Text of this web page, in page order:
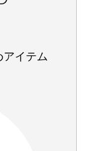
アイテム